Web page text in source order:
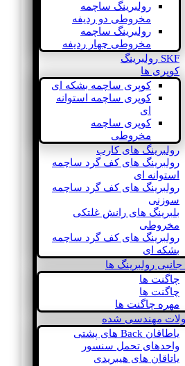
رولبرینگ ساچمه
مخروطی دو ردیفه
رولبرینگ ساچمه
مخروطی چهار ردیفه
SKF رولبرینگ
کوپری ها
کوپری ساچمه بشکه ای
کوپری ساچمه استوانه
ای
کوپری ساچمه
مخروطی
رولبرینگ های کارب
رولبرینگ های کف گرد ساچمه
استوانه ای
رولبرینگ های کف گرد ساچمه
سوزنی
بلبرینگ های رانش غلتکی
مخروطی
رولبرینگ های کف گرد ساچمه
بشکه ای
جانبی رولبرینگ ها
چاگنت ها
چاگنت ها
مهره چاگنت ها
مهندسی شده
یاطاقان Back های پشتی
واحدهای تحمل سنسور
یاتاقان های هیبریدی